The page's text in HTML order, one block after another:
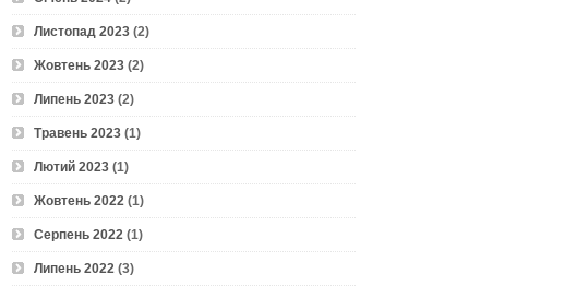
Листопад 2023 (2)
Жовтень 2023 (2)
Липень 2023 (2)
Травень 2023 (1)
Лютий 2023 (1)
Жовтень 2022 (1)
Серпень 2022 (1)
Липень 2022 (3)